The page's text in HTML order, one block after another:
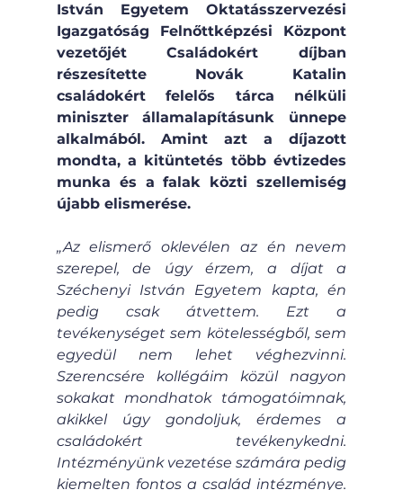
István Egyetem Oktatásszervezési
Igazgatóság Felnőttképzési Központ
vezetőjét Családokért díjban
részesítette Novák Katalin
családokért felelős tárca nélküli
miniszter államalapításunk ünnepe
alkalmából. Amint azt a díjazott
mondta, a kitüntetés több évtizedes
munka és a falak közti szellemiség
újabb elismerése.
„Az elismerő oklevélen az én nevem
szerepel, de úgy érzem, a díjat a
Széchenyi István Egyetem kapta, én
pedig csak átvettem. Ezt a
tevékenységet sem kötelességből, sem
egyedül nem lehet véghezvinni.
Szerencsére kollégáim közül nagyon
sokakat mondhatok támogatóimnak,
akikkel úgy gondoljuk, érdemes a
családokért tevékenykedni.
Intézményünk vezetése számára pedig
kiemelten fontos a család intézménye.